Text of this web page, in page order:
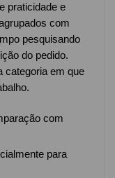
praticidade e
com
pesquisando
do pedido.
categoria em que
com
para